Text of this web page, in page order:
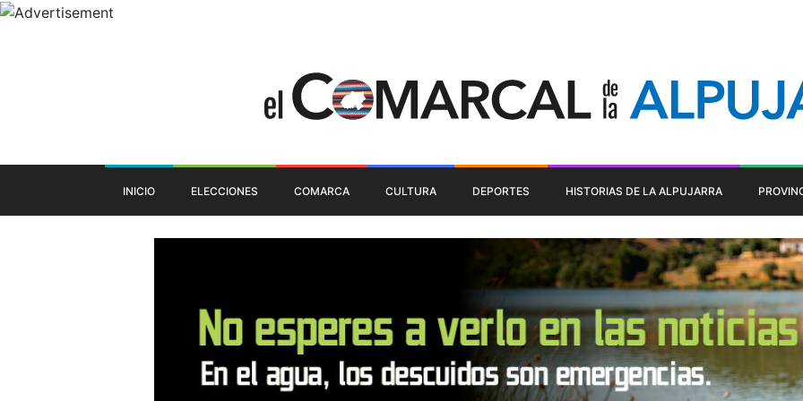
INICIO ELECCIONES COMARCA CULTURA DEPORTES HISTORIAS DE LA ALPUJARRA